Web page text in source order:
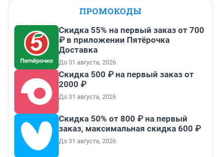
ПРОМОКОДЫ
Скидка 55% на первый заказ от 700
₽ в приложении Пятёрочка
Доставка
До 31 августа, 2026
Скидка 500 ₽ на первый заказ от
2000 ₽
До 31 августа, 2026
Скидка 50% от 800 ₽ на первый
заказ, максимальная скидка 600 ₽
До 31 августа, 2026